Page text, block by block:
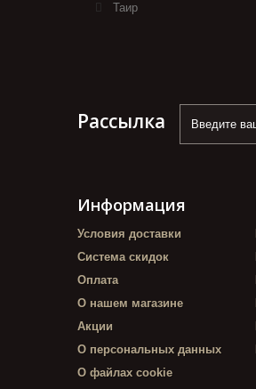
Таир
Рассылка
Информация
Условия доставки
Система скидок
Оплата
О нашем магазине
Акции
О персональных данных
О файлах cookie